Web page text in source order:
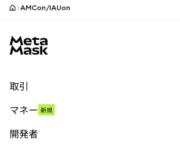
AMCon/IAUon
取引
パーペチュアル
マネー 新規
開発者